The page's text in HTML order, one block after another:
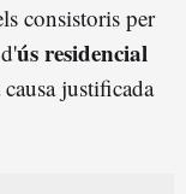
consistoris per
ús residencial
justificada